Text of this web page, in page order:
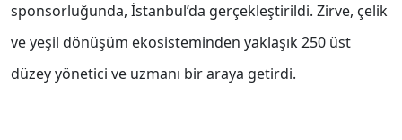
sponsorluğunda, İstanbul’da gerçekleştirildi. Zirve, çelik
ve yeşil dönüşüm ekosisteminden yaklaşık 250 üst
düzey yönetici ve uzmanı bir araya getirdi.